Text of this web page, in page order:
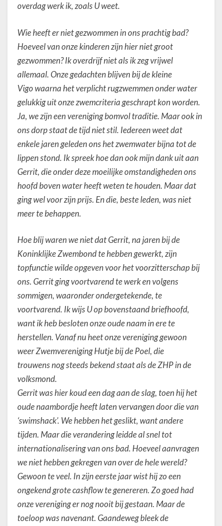
overdag werk ik, zoals U weet.
Wie heeft er niet gezwommen in ons prachtig bad?
Hoeveel van onze kinderen zijn hier niet groot
gezwommen? Ik overdrijf niet als ik zeg vrijwel
allemaal. Onze gedachten blijven bij de kleine
Vigo waarna het verplicht rugzwemmen onder water
gelukkig uit onze zwemcriteria geschrapt kon worden.
Ja, we zijn een vereniging bomvol traditie. Maar ook in
ons dorp staat de tijd niet stil. Iedereen weet dat
enkele jaren geleden ons het zwemwater bijna tot de
lippen stond. Ik spreek hoe dan ook mijn dank uit aan
Gerrit, die onder deze moeilijke omstandigheden ons
hoofd boven water heeft weten te houden. Maar dat
ging wel voor zijn prijs. En die, beste leden, was niet
meer te behappen.
Hoe blij waren we niet dat Gerrit, na jaren bij de
Koninklijke Zwembond te hebben gewerkt, zijn
topfunctie wilde opgeven voor het voorzitterschap bij
ons. Gerrit ging voortvarend te werk en volgens
sommigen, waaronder ondergetekende, te
voortvarend. Ik wijs U op bovenstaand briefhoofd,
want ik heb besloten onze oude naam in ere te
herstellen. Vanaf nu heet onze vereniging gewoon
weer Zwemvereniging Hutje bij de Poel, die
trouwens nog steeds bekend staat als de ZHP in de
volksmond.
Gerrit was hier koud een dag aan de slag, toen hij het
oude naambordje heeft laten vervangen door die van
‘swimshack’. We hebben het geslikt, want andere
tijden. Maar die verandering leidde al snel tot
internationalisering van ons bad. Hoeveel aanvragen
we niet hebben gekregen van over de hele wereld?
Gewoon te veel. In zijn eerste jaar wist hij zo een
ongekend grote cashflow te genereren. Zo goed had
onze vereniging er nog nooit bij gestaan. Maar de
toeloop was navenant. Gaandeweg bleek de